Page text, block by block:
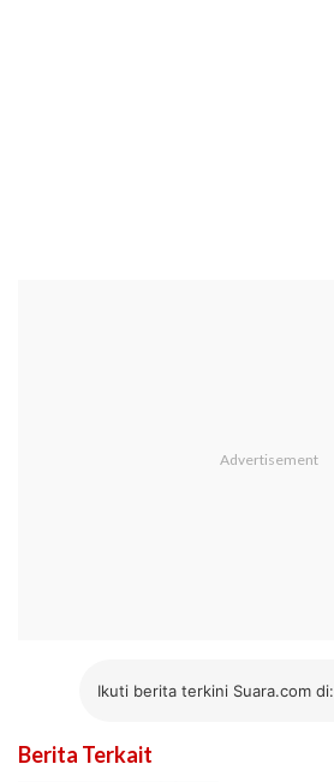
Ikuti berita terkini Suara.com di:
Berita Terkait